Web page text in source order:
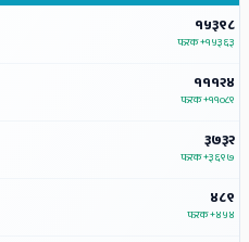
१५३९८
फरक+१५३६३
१११२४
फरक+११०८९
३७३२
फरक+३६९७
४८९
फरक+४५४